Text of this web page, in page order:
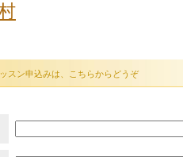
スン申込みは、こちらからどうぞ